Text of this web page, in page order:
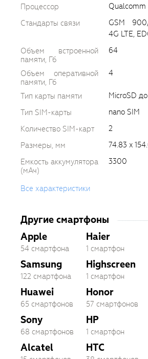
Процессор
Стандарты связи
GSM
4G LTE,
Объем встроенной
памяти, Гб
64
Объем оперативной
памяти, Гб
4
Тип карты памяти
MicroSD
Тип SIM-карты
nano SIM
Количество SIM-карт
2
Размеры, мм
74.83 x
Емкость аккумулятора
(мАч)
3300
Все характеристики
Другие смартфоны
Apple
54 смартфона
Samsung
122 смартфона
Huawei
65 смартфонов
Sony
68 смартфонов
Alcatel
Haier
1 смартфон
Highscreen
1 смартфон
Honor
57 смартфонов
HP
1 смартфон
HTC